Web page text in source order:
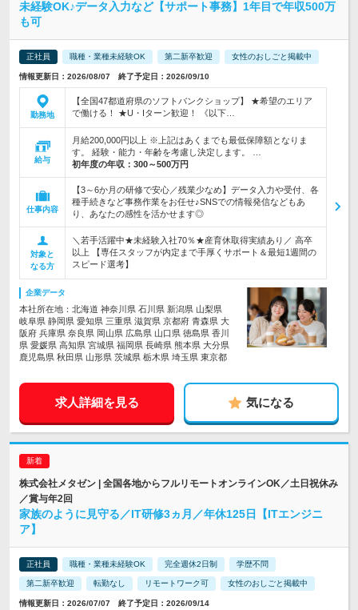
未経験OK♪データ入力など【サポート事務】1年目で年収500万
も可
正社員 職種・業種未経験OK 第二新卒歓迎 女性のおしごと掲載中
情報更新日：2026/08/07 終了予定日：2026/09/10
勤務地
【全国47都道府県のソフトバンクショップ】 ★希望のエリア
で働ける！ ★U・Iターン歓迎！ 《以下…
給与
月給200,000円以上 ※上記はあくまでも最低保障額となりま
す。 経験・能力・年齢を考慮し決定します。 …
初年度の年収： 300～500万円
仕事内容
【3～6か月の研修で安心／残業少なめ】データ入力や受付、各
種手続きなど事務作業をお任せ♪SNSでの情報発信などもあ
り、あなたの感性を活かせます◎
対象と
なる方
＼若手活躍中★未経験入社70％★産育休取得実績あり／ 高卒
以上 【専任スタッフが内定まで手厚くサポート＆最短1週間の
スピード選考】
企業データ
本社所在地：北海道 神奈川県 石川県 新潟県 山梨県
岐阜県 静岡県 愛知県 三重県 滋賀県 京都府 青森県 大
阪府 兵庫県 奈良県 岡山県 広島県 山口県 徳島県 香川
県 愛媛県 高知県 宮城県 福岡県 長崎県 熊本県 大分県
鹿児島県 秋田県 山形県 茨城県 栃木県 埼玉県 東京都
求人詳細を見る 気になる
株式会社メタゼン | 全国各地からフルリモートオンラインOK／土日祝休み
／賞与年2回
家族のように見守る／IT研修3ヵ月／年休125日【ITエンジニ
ア】
正社員 職種・業種未経験OK 完全週休2日制 学歴不問
第二新卒歓迎 転勤なし リモートワーク可 女性のおしごと掲載中
情報更新日：2026/07/07 終了予定日：2026/09/14